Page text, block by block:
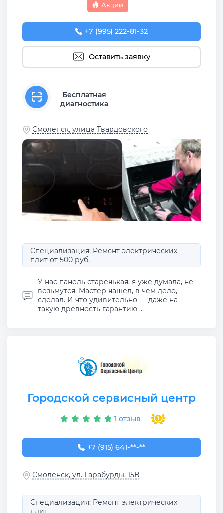
Акции
+7 (995) 222-81-32
Оставить заявку
Бесплатная
диагностика
Смоленск, улица Твардовского
Специализация: Ремонт электрических
плит от 500 руб.
У нас панель старенькая, я уже думала, не
возьмутся. Мастер нашел, в чем дело,
сделал. И что удивительно — даже на
такую древность гарантию ...
Городской сервисный центр
1 отзыв
+7 (915) 641-06-48
+7 (915) 641-**-**
Смоленск, ул. Гарабурды, 15В
Специализация: Ремонт электрических
плит